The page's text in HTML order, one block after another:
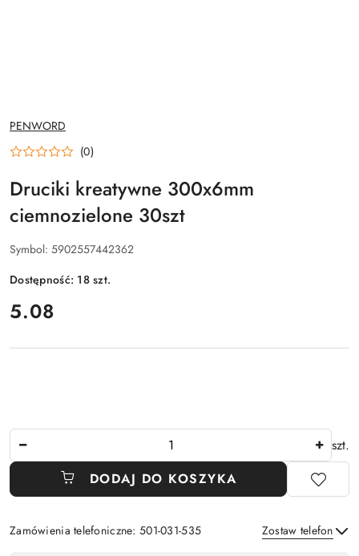
NAZWA
PRODUCENTA:
PENWORD
(0)
Druciki kreatywne 300x6mm
ciemnozielone 30szt
Symbol: 5902557442362
Dostępność: 18szt.
cena:
5.08
szt.
DODAJ DO KOSZYKA
Zamówienia telefoniczne: 501-031-535 Zostaw telefon